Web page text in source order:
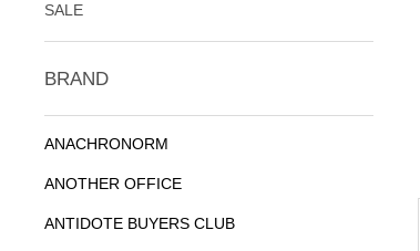
SALE
BRAND
ANACHRONORM
ANOTHER OFFICE
ANTIDOTE BUYERS CLUB